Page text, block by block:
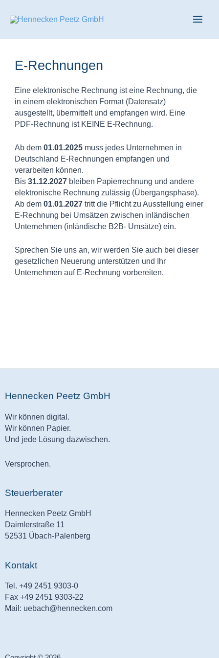
Inhalt
E-Rechnungen
Eine elektronische Rechnung ist eine Rechnung, die
in einem elektronischen Format (Datensatz)
ausgestellt, übermittelt und empfangen wird. Eine
PDF-Rechnung ist KEINE E-Rechnung.
Ab dem 01.01.2025 muss jedes Unternehmen in
Deutschland E-Rechnungen empfangen und
verarbeiten können.
Bis 31.12.2027 bleiben Papierrechnung und andere
elektronische Rechnung zulässig (Übergangsphase).
Ab dem 01.01.2027 tritt die Pflicht zu Ausstellung einer
E-Rechnung bei Umsätzen zwischen inländischen
Unternehmen (inländische B2B- Umsätze) ein.
Sprechen Sie uns an, wir werden Sie auch bei dieser
gesetzlichen Neuerung unterstützen und Ihr
Unternehmen auf E-Rechnung vorbereiten.
Hennecken Peetz GmbH
Wir können digital.
Wir können Papier.
Und jede Lösung dazwischen.
Versprochen.
Steuerberater
Hennecken Peetz GmbH
Daimlerstraße 11
52531 Übach-Palenberg
Kontakt
Tel. +49 2451 9303-0
Fax +49 2451 9303-22
Mail: uebach@hennecken.com